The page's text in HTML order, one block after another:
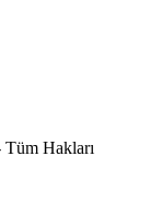
Hakları